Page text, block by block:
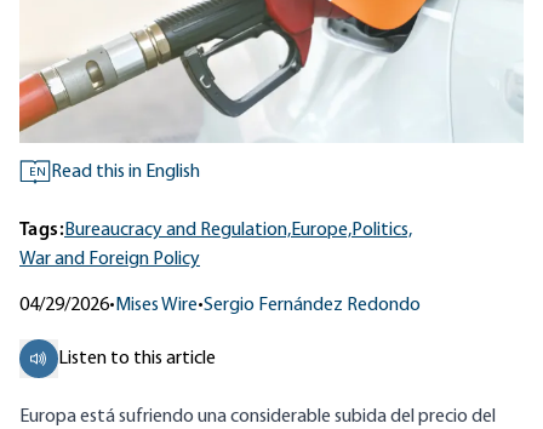
EN Read this in English
Tags:Bureaucracy and Regulation,Europe,Politics,
War and Foreign Policy
04/29/2026• Mises Wire•Sergio Fernández Redondo
Listen to this article
Europa está sufriendo una considerable subida del precio del